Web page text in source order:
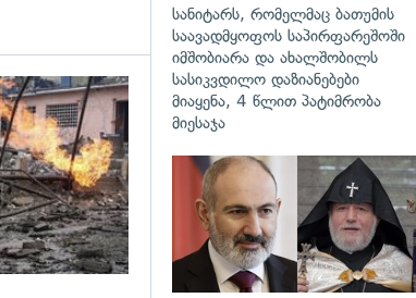
გადახედვა
სანიტარს, რომელმაც ბათუმის
საავადმყოფოს საპირფარეშოში
იმშობიარა და ახალშობილს
სასიკვდილო დაზიანებები
მიაყენა, 4 წლით პატიმრობა
მიესაჯა